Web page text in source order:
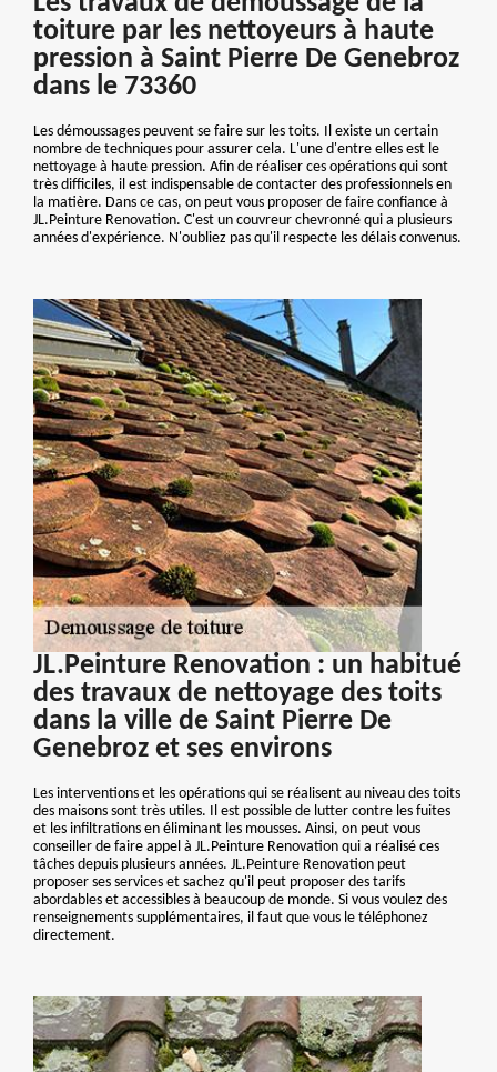
toiture par les nettoyeurs à haute
pression à Saint Pierre De Genebroz
dans le 73360
Les démoussages peuvent se faire sur les toits. Il existe un certain
nombre de techniques pour assurer cela. L'une d'entre elles est le
nettoyage à haute pression. Afin de réaliser ces opérations qui sont
très difficiles, il est indispensable de contacter des professionnels en
la matière. Dans ce cas, on peut vous proposer de faire confiance à
JL.Peinture Renovation. C'est un couvreur chevronné qui a plusieurs
années d'expérience. N'oubliez pas qu'il respecte les délais convenus.
JL.Peinture Renovation : un habitué
des travaux de nettoyage des toits
dans la ville de Saint Pierre De
Genebroz et ses environs
Les interventions et les opérations qui se réalisent au niveau des toits
des maisons sont très utiles. Il est possible de lutter contre les fuites
et les infiltrations en éliminant les mousses. Ainsi, on peut vous
conseiller de faire appel à JL.Peinture Renovation qui a réalisé ces
tâches depuis plusieurs années. JL.Peinture Renovation peut
proposer ses services et sachez qu'il peut proposer des tarifs
abordables et accessibles à beaucoup de monde. Si vous voulez des
renseignements supplémentaires, il faut que vous le téléphonez
directement.